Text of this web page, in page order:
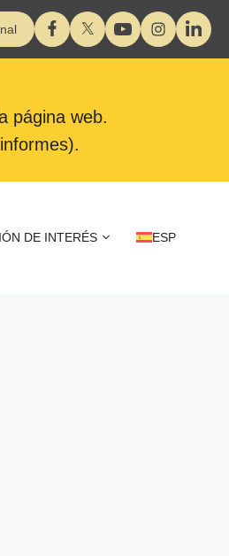
página web.
DE INTERÉS ESP